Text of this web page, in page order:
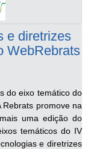
e diretrizes
WebRebrats
do eixo temático do
Rebrats promove na
uma edição do
temáticos do IV
e diretrizes